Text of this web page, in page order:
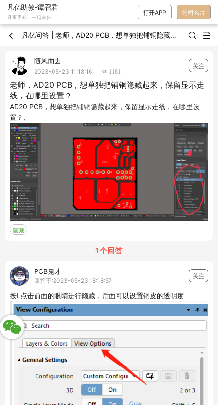
凡亿助教-谭召君
凡事用心，一起进步
打开APP 公司名片
 凡亿问答 | 老师，AD20 PCB，想单独把铺铜隐藏起来，保留显示走线，在哪里设置？  
随风而去
2023-05-23 11:18:16  1181
关注
老师，AD20 PCB，想单独把铺铜隐藏起来，保留显示走
线，在哪里设置？
AD20 PCB，想单独把铺铜隐藏起来，保留显示走线，在哪里设
置？,
隐藏
1个回答
PCB鬼才
回答于:2023-05-23 18:18:57
关注
按L点击前面的眼睛进行隐藏，后面可以设置铜皮的透明度